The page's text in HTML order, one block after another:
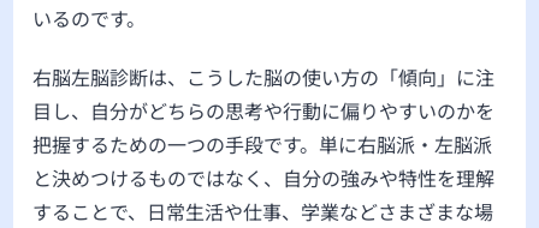
いるのです。
右脳左脳診断は、こうした脳の使い方の「傾向」に注
目し、自分がどちらの思考や行動に偏りやすいのかを
把握するための一つの手段です。単に右脳派・左脳派
と決めつけるものではなく、自分の強みや特性を理解
することで、日常生活や仕事、学業などさまざまな場